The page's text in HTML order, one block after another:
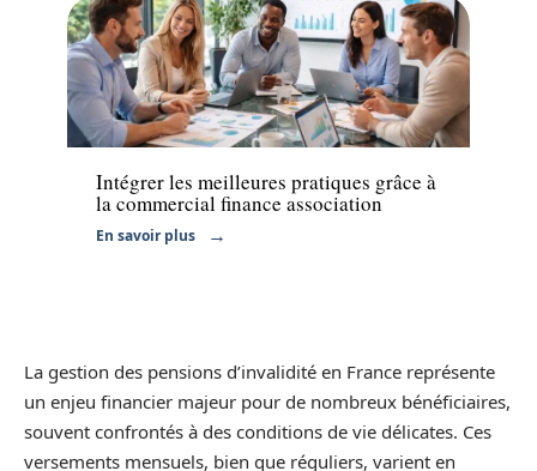
Entreprise
Intégrer les meilleures pratiques grâce à
la commercial finance association
En savoir plus
La gestion des pensions d’invalidité en France représente
un enjeu financier majeur pour de nombreux bénéficiaires,
souvent confrontés à des conditions de vie délicates. Ces
versements mensuels, bien que réguliers, varient en